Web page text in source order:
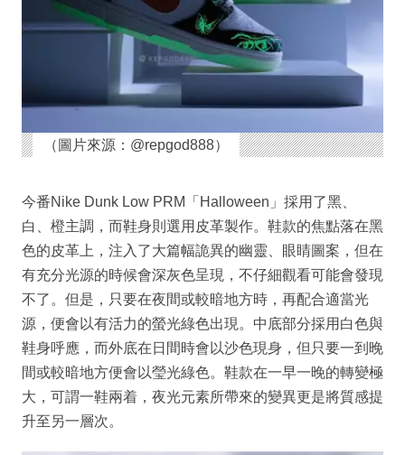
（圖片來源：@repgod888）
今番Nike Dunk Low PRM「Halloween」採用了黑、
白、橙主調，而鞋身則選用皮革製作。鞋款的焦點落在黑
色的皮革上，注入了大篇幅詭異的幽靈、眼睛圖案，但在
有充分光源的時候會深灰色呈現，不仔細觀看可能會發現
不了。但是，只要在夜間或較暗地方時，再配合適當光
源，便會以有活力的螢光綠色出現。中底部分採用白色與
鞋身呼應，而外底在日間時會以沙色現身，但只要一到晚
間或較暗地方便會以瑩光綠色。鞋款在一早一晚的轉變極
大，可謂一鞋兩着，夜光元素所帶來的變異更是將質感提
升至另一層次。